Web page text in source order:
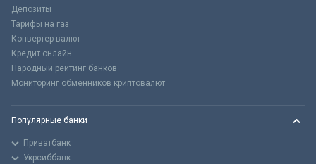
Депозиты
Тарифы на газ
Конвертер валют
Кредит онлайн
Народный рейтинг банков
Мониторинг обменников криптовалют
Популярные банки
Приватбанк
Укрсиббанк